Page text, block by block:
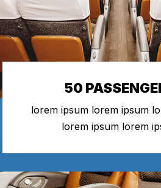
50
lorem ipsum lorem ipsum
lorem ipsum lorem